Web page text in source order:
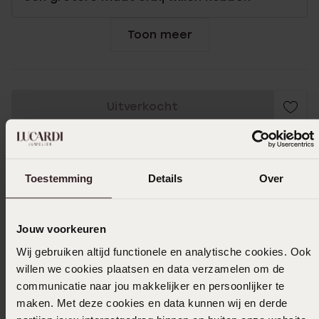
Toestemming Details Over
Jouw voorkeuren
Wij gebruiken altijd functionele en analytische cookies. Ook
willen we cookies plaatsen en data verzamelen om de
communicatie naar jou makkelijker en persoonlijker te
maken. Met deze cookies en data kunnen wij en derde
Toon meer
Uitverkocht
Ook leuk voor jou